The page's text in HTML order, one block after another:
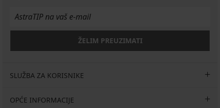
ŽELIM PREUZIMATI
SLUŽBA ZA KORISNIKE
OPĆE INFORMACIJE